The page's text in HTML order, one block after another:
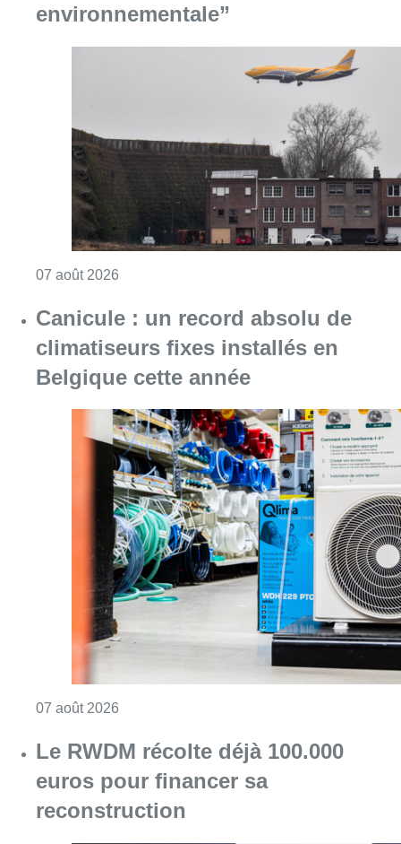
environnementale”
07 août 2026
Canicule : un record absolu de
climatiseurs fixes installés en
Belgique cette année
07 août 2026
Le RWDM récolte déjà 100.000
euros pour financer sa
reconstruction